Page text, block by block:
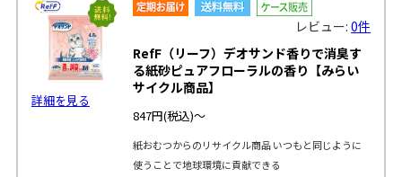
詳細を見る
レビュー:0件
RefF（リーフ）デオサンド香りで消臭す
る紙砂ピュアフローラルの香り【みらい
サイクル商品】
847円(税込)～
紙おむつからのリサイクル商品 いつもと同じように
使うことで地球環境に貢献できる